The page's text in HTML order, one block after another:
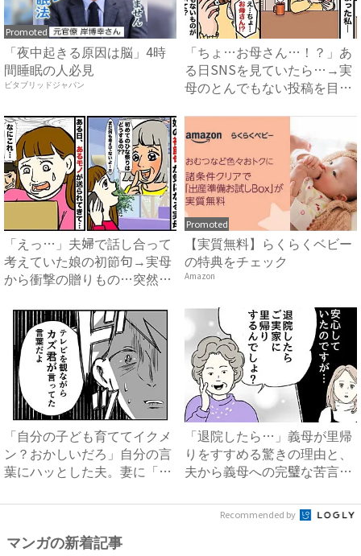
Promoted
「夜中起きる原因は脳」4時
間睡眠の人必見
ビタブリッドジャパン
「ちょ…お母さん…！？」あ
る日SNSを見ていたら…→実
母のとんでもない投稿を目
「えっ…」夫婦で話し合って
考えていた娘の初節句→実母
から衝撃の贈りもの…突然届
Promoted
【実質無料】らくらくベビー
の特典をチェック
Amazon
「自分の子ども育ててイクメ
ン？おかしいだろ」自分の言
葉にハッとした夫。妻に「違
「退院したら…」義母が里帰
りをすすめる驚きの理由と、
夫から義母への完璧な苦言
Recommended by
マンガの新着記事